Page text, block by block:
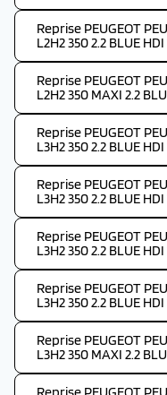
Reprise PEUGEOT
L2H2 350 2.2 BLUE
Reprise PEUGEOT
L2H2 350 MAXI 2.2
Reprise PEUGEOT
L3H2 350 2.2 BLUE
Reprise PEUGEOT
L3H2 350 2.2 BLUE
Reprise PEUGEOT
L3H2 350 2.2 BLUE
Reprise PEUGEOT
L3H2 350 2.2 BLUE
Reprise PEUGEOT
L3H2 350 MAXI 2.2